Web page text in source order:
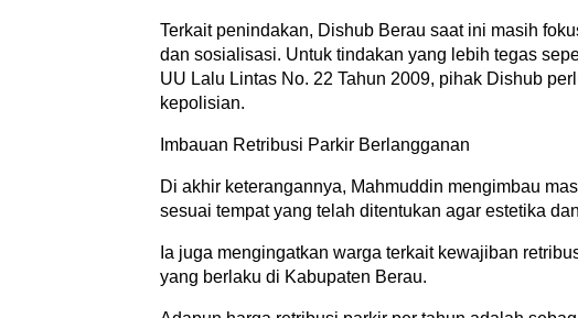
Terkait penindakan, Dishub Berau saat ini masih
dan sosialisasi. Untuk tindakan yang lebih tegas
UU Lalu Lintas No. 22 Tahun 2009, pihak Dishub
kepolisian.
Imbauan Retribusi Parkir Berlangganan
Di akhir keterangannya, Mahmuddin mengimbau
sesuai tempat yang telah ditentukan agar estetika
Ia juga mengingatkan warga terkait kewajiban
yang berlaku di Kabupaten Berau.